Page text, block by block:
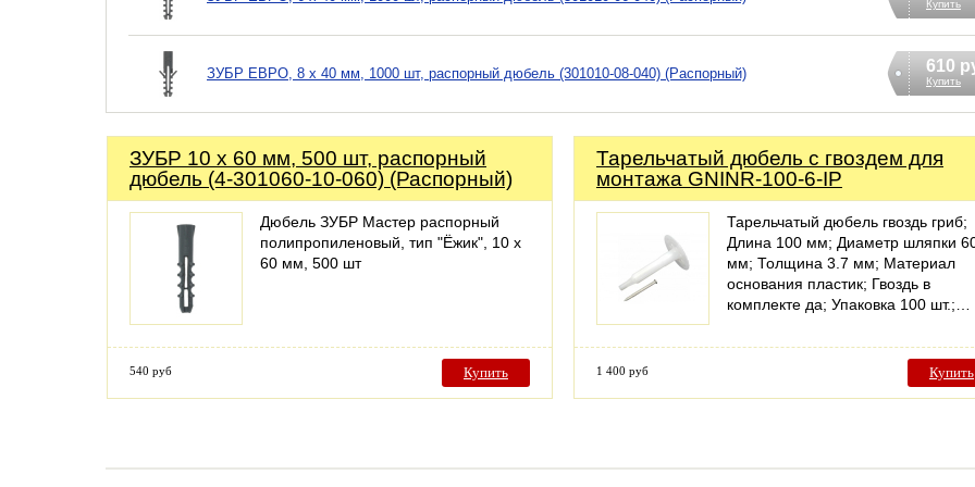
Купить
ЗУБР ЕВРО, 8 х 40 мм, 1000 шт, распорный дюбель (301010-08-040) (Распорный) 610
Купить
ЗУБР 10 х 60 мм, 500 шт, распорный
дюбель (4-301060-10-060) (Распорный)
Дюбель ЗУБР Мастер распорный
полипропиленовый, тип "Ёжик", 10 x
60 мм, 500 шт
540 руб Купить
Тарельчатый дюбель с гвоздем для
монтажа GNINR-100-6-IP
Тарельчатый дюбель гвоздь гриб;
Длина 100 мм; Диаметр шляпки
мм; Толщина 3.7 мм; Материал
основания пластик; Гвоздь в
комплекте да; Упаковка 100 шт.;…
1 400 руб Купить